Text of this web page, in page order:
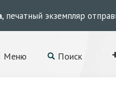
, печатный экземпляр
Меню Поиск